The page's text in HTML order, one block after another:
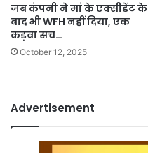
जब कंपनी ने मां के एक्सीडेंट के
बाद भी WFH नहीं दिया, एक
कड़वा सच…
October 12, 2025
Advertisement